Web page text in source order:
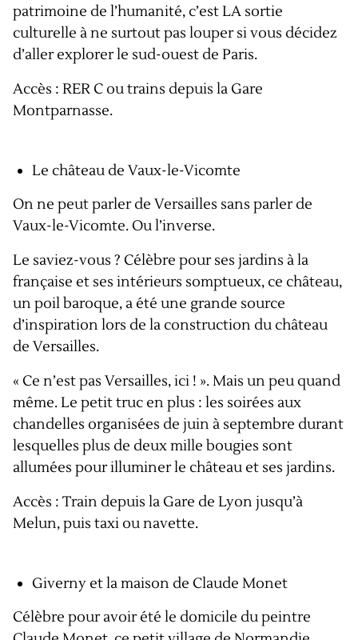
patrimoine de l’humanité, c’est LA sortie
culturelle à ne surtout pas louper si vous décidez
d’aller explorer le sud-ouest de Paris.
Accès : RER C ou trains depuis la Gare
Montparnasse.
Le château de Vaux-le-Vicomte
On ne peut parler de Versailles sans parler de
Vaux-le-Vicomte. Ou l’inverse.
Le saviez-vous ? Célèbre pour ses jardins à la
française et ses intérieurs somptueux, ce château,
un poil baroque, a été une grande source
d’inspiration lors de la construction du château
de Versailles.
« Ce n’est pas Versailles, ici ! ». Mais un peu quand
même. Le petit truc en plus : les soirées aux
chandelles organisées de juin à septembre durant
lesquelles plus de deux mille bougies sont
allumées pour illuminer le château et ses jardins.
Accès : Train depuis la Gare de Lyon jusqu’à
Melun, puis taxi ou navette.
Giverny et la maison de Claude Monet
Célèbre pour avoir été le domicile du peintre